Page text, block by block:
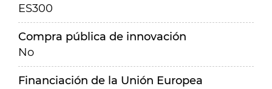
ES300
Compra pública de innovación
No
Financiación de la Unión Europea